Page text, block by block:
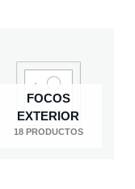
FOCOS
EXTERIOR
18 PRODUCTOS